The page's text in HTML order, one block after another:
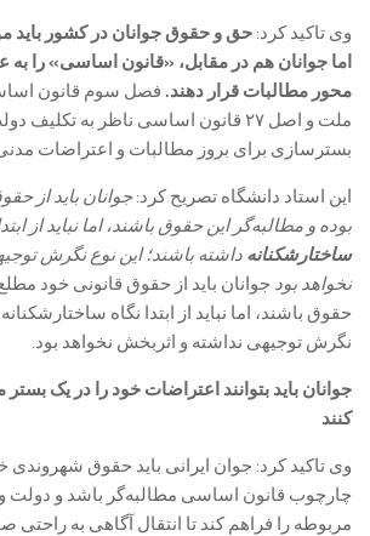
وی تاکید کرد: حق و حقوق جوانان در کشور باید
اما جوانان هم در مقابل، «قانون اساسی» را به
محور مطالبات قرار دهند. فصل سوم قانون
ملت و اصل ۲۷ قانون اساسی ناظر به
بسترسازی برای بروز مطالبات و اعتراضات
این استاد دانشگاه تصریح کرد:جوانان باید از
بوده و مطالبه‌گر این حقوق باشند، اما نباید از
ساختارشکنانه داشته باشند؛ این نوع نگرش
نخواهد بود جوانان باید از حقوق قانونی خود
حقوق باشند، اما نباید از ابتدا نگاه
نگرش توجیهی نداشته و اثربخش نخواهد بود.
جوانان باید بتوانند اعتراضات خود را در یک
کنند
وی تاکید کرد: جوان ایرانی باید حقوق شهروندی
چارچوب قانون اساسی مطالبه‌گر باشد و دولت
مربوطه را فراهم کند تا انتقال آگاهی به راحتی